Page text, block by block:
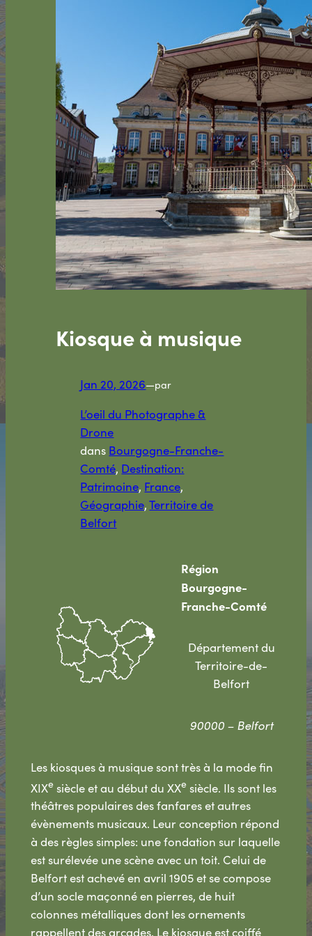
Kiosque à musique
Jan 20, 2026—par
L’oeil du Photographe &
Drone
dans Bourgogne-Franche-
Comté, Destination:
Patrimoine, France
Géographie, Territoire de
Belfort
Région
Bourgogne-
Franche-Comté
Département du
Territoire-de-
Belfort
90000 – Belfort
Les kiosques à musique sont très à la mode fin
XIXesiècle et au début du XXesiècle. Ils sont les
théâtres populaires des fanfares et autres
évènements musicaux. Leur conception répond
à des règles simples: une fondation sur laquelle
est surélevée une scène avec un toit. Celui de
Belfort est achevé en avril 1905 et se compose
d’un socle maçonné en pierres, de huit
colonnes métalliques dont les ornements
rappellent des arcades. Le kiosque est coiffé